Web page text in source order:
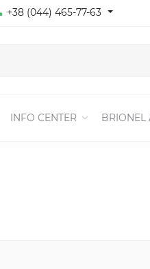
+38 (044) 465-77-63
INFO CENTER BRIONEL